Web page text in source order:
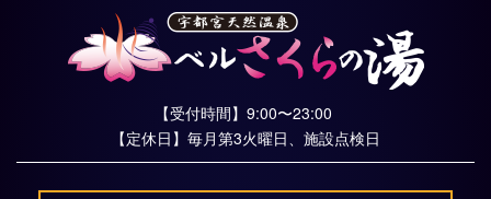
【受付時間】9:00〜23:00
【定休日】毎月第3火曜日、施設点検日